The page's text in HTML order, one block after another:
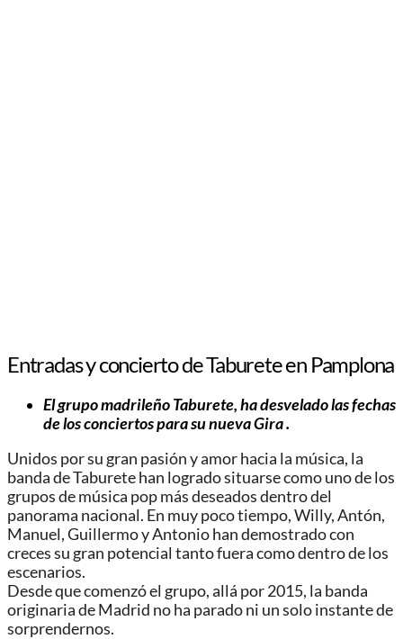
Entradas y concierto de Taburete en Pamplona
El grupo madrileño Taburete, ha desvelado las fechas
de los conciertos para su nueva Gira .
Unidos por su gran pasión y amor hacia la música, la
banda de Taburete han logrado situarse como uno de los
grupos de música pop más deseados dentro del
panorama nacional. En muy poco tiempo, Willy, Antón,
Manuel, Guillermo y Antonio han demostrado con
creces su gran potencial tanto fuera como dentro de los
escenarios.
Desde que comenzó el grupo, allá por 2015, la banda
originaria de Madrid no ha parado ni un solo instante de
sorprendernos.